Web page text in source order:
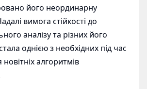
його неординарну
вимога стійкості до
аналізу та різних його
однією з необхідних під час
алгоритмів